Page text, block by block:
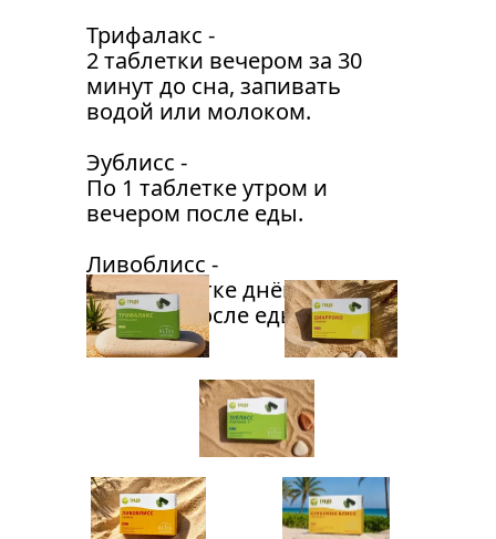
Трифалакс -
2 таблетки вечером за 30
минут до сна, запивать
водой или молоком.
Эублисс -
По 1 таблетке утром и
вечером после еды.
Ливоблисс -
По 1 таблетке днём и
вечером после еды.